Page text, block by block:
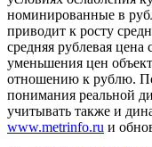
номинированные в
приводит к росту
средняя рублевая цена
уменьшения цен
отношению к рублю.
понимания реальной
учитывать также и
www.metrinfo.ru и